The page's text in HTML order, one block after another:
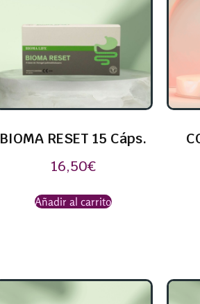
BIOMA RESET 15 Cáps.
16,50€
Añadir al carrito